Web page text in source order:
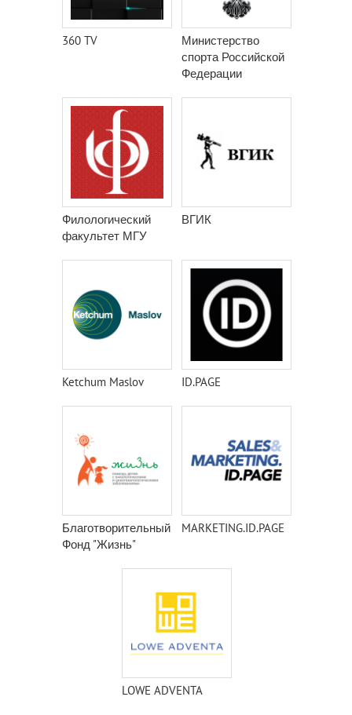
360 TV
Министерство
спорта Российской
Федерации
Филологический
факультет МГУ
ВГИК
Ketchum Maslov ID.PAGE
Благотворительный
Фонд "Жизнь"
MARKETING.ID.PAGE
LOWE ADVENTA